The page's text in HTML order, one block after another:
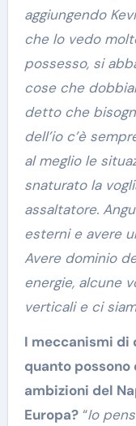
aggiungendo
che lo vedo
possesso, si
cose che
detto che
dell’io c’è
al meglio le
snaturato la
assaltatore.
esterni e avere
Avere dominio
energie, alcune
verticali e ci
I meccanismi di
quanto possono
ambizioni del
Europa?“Io